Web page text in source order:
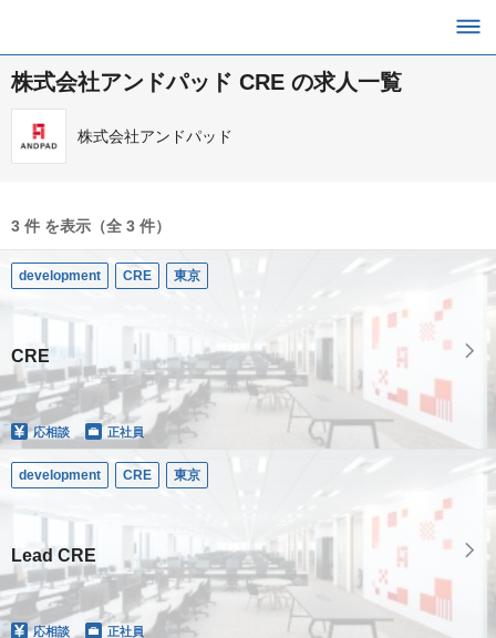
株式会社アンドパッド CRE の求人一覧
株式会社アンドパッド
3 件 を表示（全 3 件）
development CRE 東京
CRE
応相談 正社員
development CRE 東京
Lead CRE
応相談 正社員